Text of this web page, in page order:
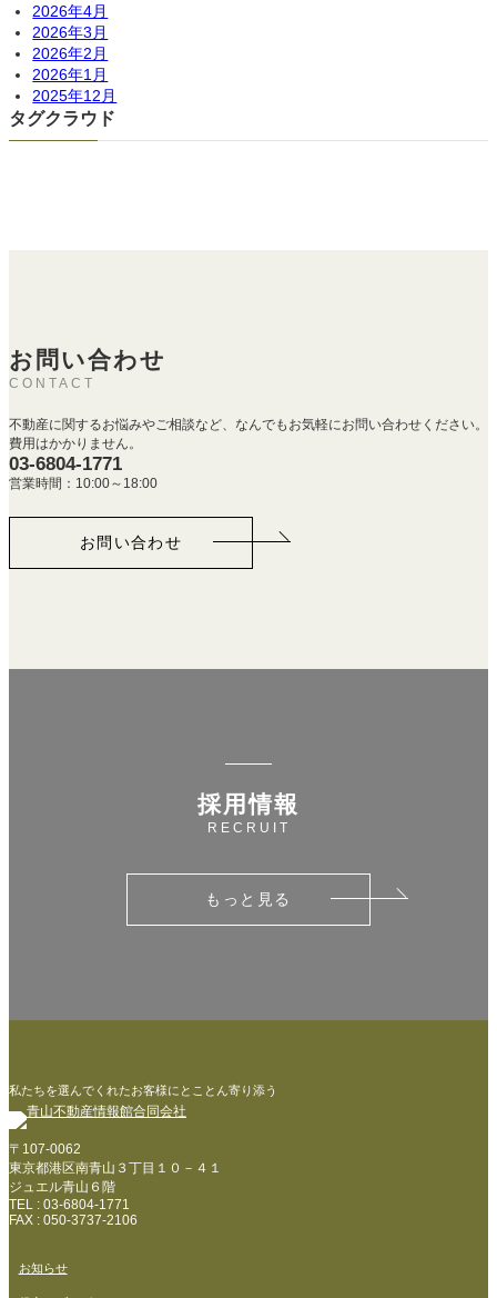
2026年4月
2026年3月
2026年2月
2026年1月
2025年12月
タグクラウド
お問い合わせ
CONTACT
不動産に関するお悩みやご相談など、なんでもお気軽にお問い合わせください。
費用はかかりません。
03-6804-1771
営業時間：10:00～18:00
お問い合わせ
採用情報
RECRUIT
もっと見る
私たちを選んでくれたお客様にとことん寄り添う
〒107-0062
東京都港区南青山３丁目１０－４１
ジュエル青山６階
TEL : 03-6804-1771
FAX : 050-3737-2106
お知らせ